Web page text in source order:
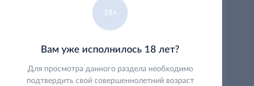
18 лет
5
виноградного
18+
Вам уже исполнилось 18 лет?
Для просмотра данного раздела необходимо
подтвердить свой совершеннолетний возраст